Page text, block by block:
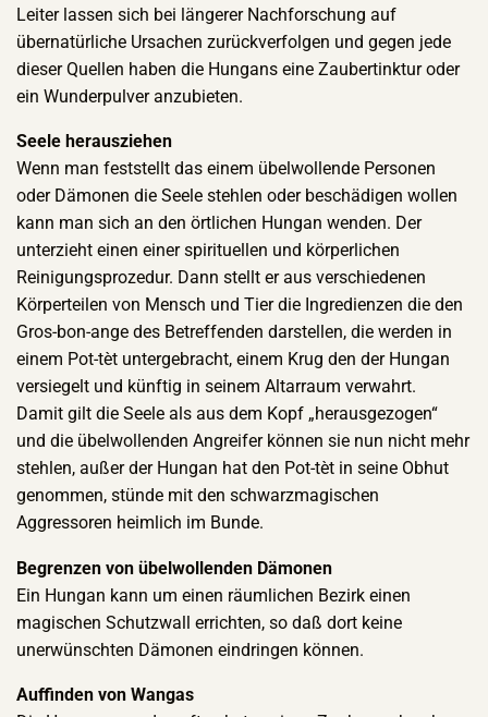
Leiter lassen sich bei längerer Nachforschung auf
übernatürliche Ursachen zurückverfolgen und gegen jede
dieser Quellen haben die Hungans eine Zaubertinktur oder
ein Wunderpulver anzubieten.
Seele herausziehen
Wenn man feststellt das einem übelwollende Personen
oder Dämonen die Seele stehlen oder beschädigen wollen
kann man sich an den örtlichen Hungan wenden. Der
unterzieht einen einer spirituellen und körperlichen
Reinigungsprozedur. Dann stellt er aus verschiedenen
Körperteilen von Mensch und Tier die Ingredienzen die den
Gros-bon-ange des Betreffenden darstellen, die werden in
einem Pot-tèt untergebracht, einem Krug den der Hungan
versiegelt und künftig in seinem Altarraum verwahrt.
Damit gilt die Seele als aus dem Kopf „herausgezogen“
und die übelwollenden Angreifer können sie nun nicht mehr
stehlen, außer der Hungan hat den Pot-tèt in seine Obhut
genommen, stünde mit den schwarzmagischen
Aggressoren heimlich im Bunde.
Begrenzen von übelwollenden Dämonen
Ein Hungan kann um einen räumlichen Bezirk einen
magischen Schutzwall errichten, so daß dort keine
unerwünschten Dämonen eindringen können.
Auffinden von Wangas